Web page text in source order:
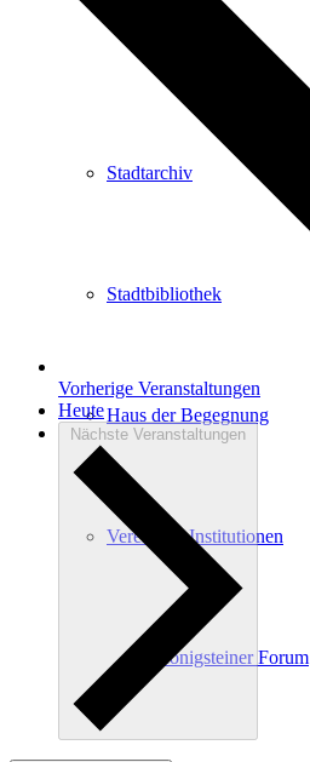
Stadtarchiv
Stadtbibliothek
Haus der Begegnung
Vereine & Institutionen
Königsteiner Forum
Vorherige Veranstaltungen
Heute
Nächste Veranstaltungen